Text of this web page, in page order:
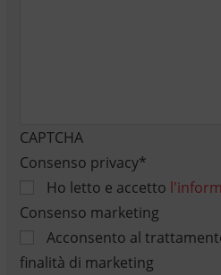
CAPTCHA
Consenso privacy*
Ho letto e accetto
Consenso marketing
Acconsento al
finalità di marketing